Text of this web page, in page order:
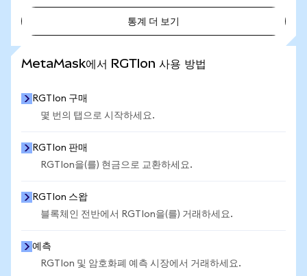
통계 더 보기
MetaMask에서 RGTIon 사용 방법
RGTIon 구매
몇 번의 탭으로 시작하세요.
RGTIon 판매
RGTIon을(를) 현금으로 교환하세요.
RGTIon 스왑
블록체인 전반에서 RGTIon을(를) 거래하세요.
예측
RGTIon 및 암호화폐 예측 시장에서 거래하세요.